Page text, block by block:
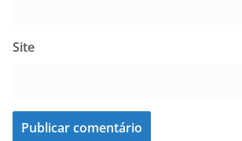
Site